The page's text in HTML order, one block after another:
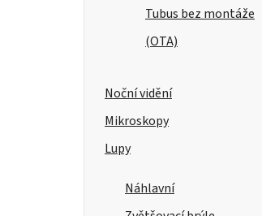
Tubus bez montáže
(OTA)
Noční vidění
Mikroskopy
Lupy
Náhlavní